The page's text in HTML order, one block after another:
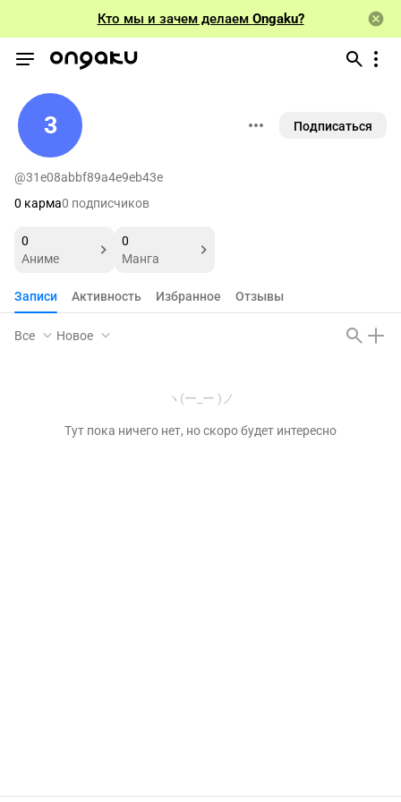
Кто мы и зачем делаем Ongaku?
3 Подписаться
@31e08abbf89a4e9eb43e
0 карма0 подписчиков
0
Аниме
0
Манга
Записи Активность Избранное Отзывы
Все Новое
ヽ(ー_ー )ノ
Тут пока ничего нет, но скоро будет интересно